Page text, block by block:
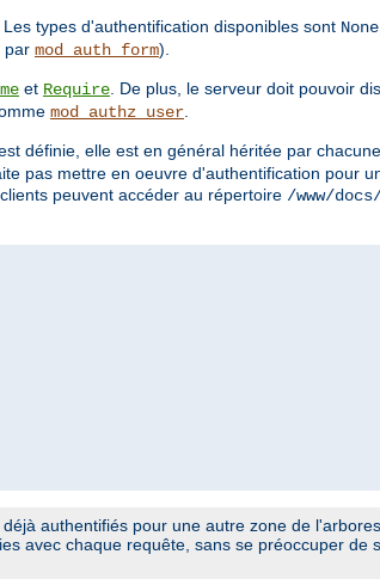
types d'authentification disponibles sont None
par mod_auth_form).
et Require. De plus, le serveur doit pouvoir
mod_authz_user.
définie, elle est en général héritée par
pas mettre en oeuvre d'authentification pour
peuvent accéder au répertoire /www/
authentifiés pour une autre zone de
avec chaque requête, sans se préoccuper de